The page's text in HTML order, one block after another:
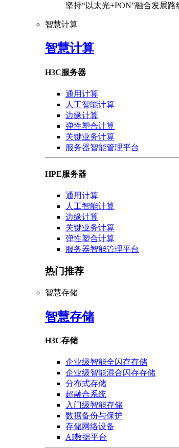
坚持“以太光+PON”融合发展
智慧计算
智慧计算
H3C服务器
通用计算
人工智能计算
边缘计算
弹性塑合计算
关键业务计算
服务器智能管理平台
HPE服务器
通用计算
人工智能计算
边缘计算
关键业务计算
弹性塑合计算
服务器智能管理平台
热门推荐
智慧存储
智慧存储
H3C存储
企业级智能全闪存存储
企业级智能混合闪存存储
分布式存储
超融合系统
入门级智能存储
数据备份与保护
存储网络设备
AI数据平台